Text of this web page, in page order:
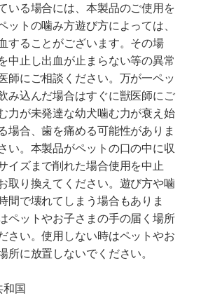
いる場合には、本製品のご使用を
ットの噛み方遊び方によっては、
することがございます。その場
中止し出血が止まらない等の異常
師にご相談ください。万が一ペッ
み込んだ場合はすぐに獣医師にご
力が未発達な幼犬噛む力が衰え始
場合、歯を痛める可能性がありま
い。本製品がペットの口の中に収
イズまで削れた場合使用を中止
取り換えてください。遊び方や噛
間で壊れてしまう場合もありま
ペットやお子さまの手の届く場所
さい。使用しない時はペットやお
所に放置しないでください。
和国